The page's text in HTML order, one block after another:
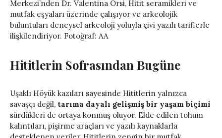
Merkezi’nden Dr. Valentina Orsi, Hitit seramikleri ve
mutfak eşyaları üzerinde çalışıyor ve arkeolojik
buluntuları deneysel arkeoloji yoluyla çivi yazılı tariflerle
ilişkilendiriyor. Fotoğraf: AA
Hititlerin Sofrasından Bugüne
Uşaklı Höyük kazıları sayesinde Hititlerin yalnızca
savaşçı değil, tarıma dayalı gelişmiş bir yaşam biçimi
sürdükleri de ortaya konmuş oluyor. Elde edilen tohum
kalıntıları, pişirme araçları ve yazılı kaynaklarla